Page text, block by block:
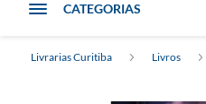
CATEGORIAS
Livrarias Curitiba Livros